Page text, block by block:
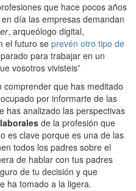
que hace pocos años
día las empresas demandan
, arqueólogo digital,
el futuro se prevén otro tipo de
para trabajar en un
vosotros vivisteis”
comprender que has meditado
por informarte de las
has analizado las perspectivas
de la profesión que
es clave porque es una de las
todos los padres sobre el
de hablar con tus padres
de tu decisión y que
ha tomado a la ligera.